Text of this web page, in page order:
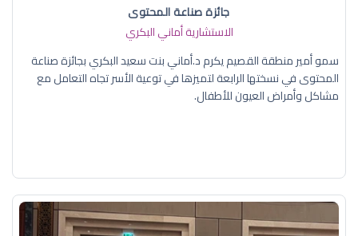
جائزة صناعة المحتوى
الاستشارية أماني البكري
سمو أمير منطقة القصيم يكرم د.أماني بنت سعيد البكري بجائزة صناعة
المحتوى في نسختها الرابعة لتميزها في توعية الأسر تجاه التعامل مع
مشاكل وأمراض العيون للأطفال.